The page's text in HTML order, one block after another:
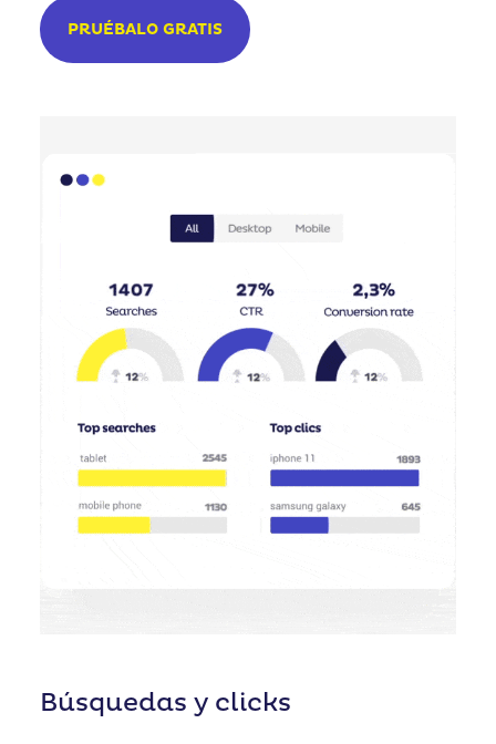
PRUÉBALO GRATIS
Búsquedas y clicks